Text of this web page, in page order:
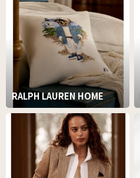
RALPH LAUREN HOME